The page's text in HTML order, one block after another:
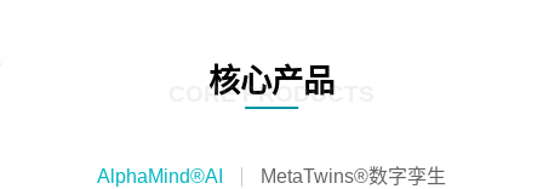
核心产品
CORE PRODUCTS
AlphaMind®AI MetaTwins®数字孪生